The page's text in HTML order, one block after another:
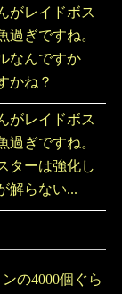
がレイドボス
ぎですね。
なんですか
かね？
がレイドボス
ぎですね。
ターは強化し
解らない...
の4000個ぐら